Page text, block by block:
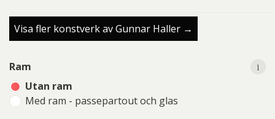
Visa fler konstverk av Gunnar Haller →
Ram
Utan ram
Med ram - passepartout och glas
ii